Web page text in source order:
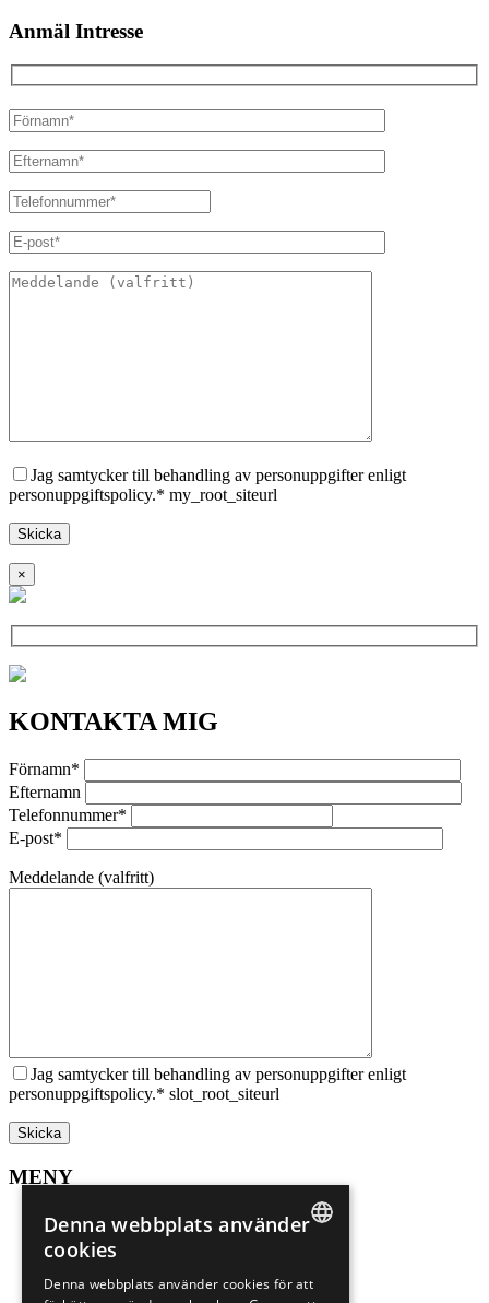
Anmäl Intresse
Jag samtycker till behandling av personuppgifter enligt
personuppgiftspolicy.* my_root_siteurl
×
KONTAKTA MIG
Förnamn*
Efternamn
Telefonnummer*
E-post*
Meddelande (valfritt)
Jag samtycker till behandling av personuppgifter enligt
personuppgiftspolicy.* slot_root_siteurl
MENY
Sälj din bostad
Spekulantregister
Mer om Marbella
Mer om Alicante
Sökuppdrag
Denna webbplats använder
cookies
Denna webbplats använder cookies för att